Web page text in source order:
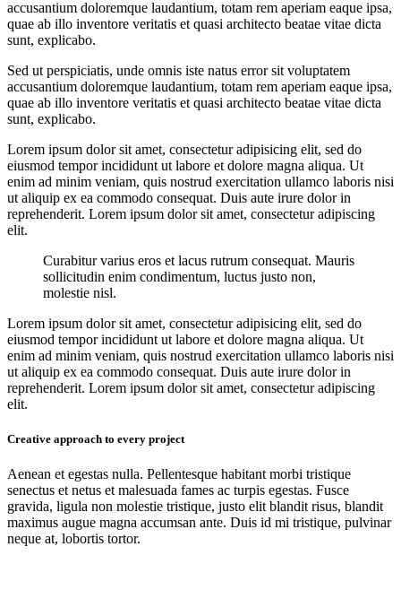
accusantium doloremque laudantium, totam rem aperiam eaque ipsa,
quae ab illo inventore veritatis et quasi architecto beatae vitae dicta
sunt, explicabo.
Sed ut perspiciatis, unde omnis iste natus error sit voluptatem
accusantium doloremque laudantium, totam rem aperiam eaque ipsa,
quae ab illo inventore veritatis et quasi architecto beatae vitae dicta
sunt, explicabo.
Lorem ipsum dolor sit amet, consectetur adipisicing elit, sed do
eiusmod tempor incididunt ut labore et dolore magna aliqua. Ut
enim ad minim veniam, quis nostrud exercitation ullamco laboris nisi
ut aliquip ex ea commodo consequat. Duis aute irure dolor in
reprehenderit. Lorem ipsum dolor sit amet, consectetur adipiscing
elit.
Curabitur varius eros et lacus rutrum consequat. Mauris
sollicitudin enim condimentum, luctus justo non,
molestie nisl.
Lorem ipsum dolor sit amet, consectetur adipisicing elit, sed do
eiusmod tempor incididunt ut labore et dolore magna aliqua. Ut
enim ad minim veniam, quis nostrud exercitation ullamco laboris nisi
ut aliquip ex ea commodo consequat. Duis aute irure dolor in
reprehenderit. Lorem ipsum dolor sit amet, consectetur adipiscing
elit.
Creative approach to every project
Aenean et egestas nulla. Pellentesque habitant morbi tristique
senectus et netus et malesuada fames ac turpis egestas. Fusce
gravida, ligula non molestie tristique, justo elit blandit risus, blandit
maximus augue magna accumsan ante. Duis id mi tristique, pulvinar
neque at, lobortis tortor.